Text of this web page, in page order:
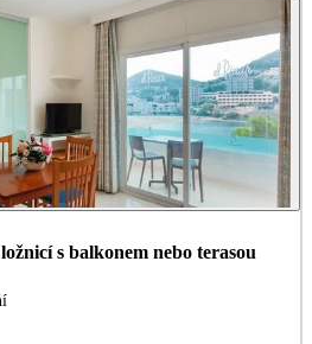
s balkonem nebo terasou